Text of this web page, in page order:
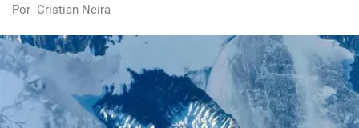
Por Cristian Neira